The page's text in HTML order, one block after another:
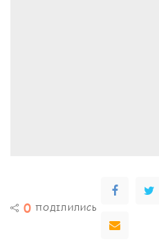
0 ПОДІЛИЛИСЬ